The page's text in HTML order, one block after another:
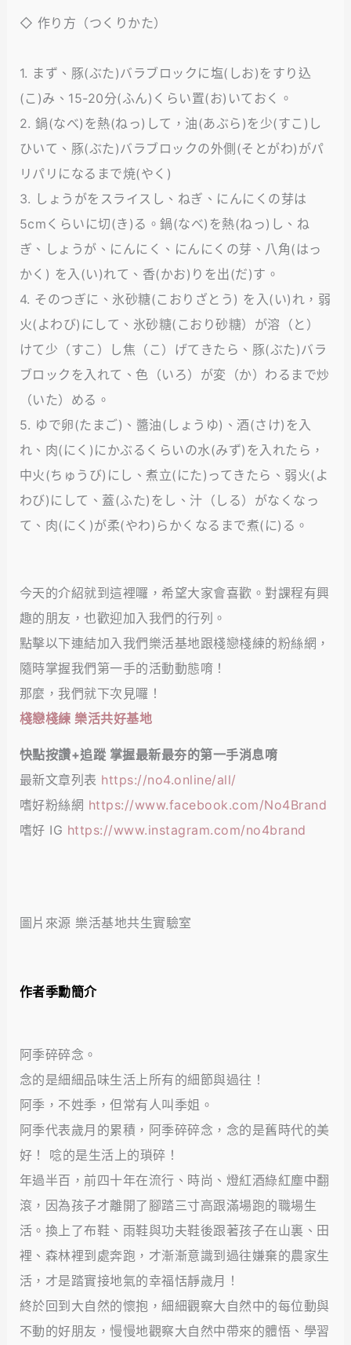
◇ 作り方（つくりかた）
1. まず、豚(ぶた)バラブロックに塩(しお)をすり込
(こ)み、15-20分(ふん)くらい置(お)いておく。
2. 鍋(なべ)を熱(ねっ)して，油(あぶら)を少(すこ)し
ひいて、豚(ぶた)バラブロックの外側(そとがわ)がパ
リパリになるまで焼(やく)
3. しょうがをスライスし、ねぎ、にんにくの芽は
5cmくらいに切(き)る。鍋(なべ)を熱(ねっ)し、ね
ぎ、しょうが、にんにく、にんにくの芽、八角(はっ
かく) を入(い)れて、香(かお)りを出(だ)す。
4. そのつぎに、氷砂糖(こおりざとう) を入(い)れ，弱
火(よわび)にして、氷砂糖(こおり砂糖）が溶（と）
けて少（すこ）し焦（こ）げてきたら、豚(ぶた)バラ
ブロックを入れて、色（いろ）が変（か）わるまで炒
（いた）める。
5. ゆで卵(たまご)、醬油(しょうゆ)、酒(さけ)を入
れ、肉(にく)にかぶるくらいの水(みず)を入れたら，
中火(ちゅうび)にし、煮立(にた)ってきたら、弱火(よ
わび)にして、蓋(ふた)をし、汁（しる）がなくなっ
て、肉(にく)が柔(やわ)らかくなるまで煮(に)る。
今天的介紹就到這裡囉，希望大家會喜歡。對課程有興
趣的朋友，也歡迎加入我們的行列。
點擊以下連結加入我們樂活基地跟棧戀棧練的粉絲網，
隨時掌握我們第一手的活動動態唷！
那麼，我們就下次見囉！
棧戀棧練 樂活共好基地
快點按讚+追蹤 掌握最新最夯的第一手消息唷
最新文章列表 https://no4.online/all/
嗜好粉絲網 https://www.facebook.com/No4Brand
嗜好 IG https://www.instagram.com/no4brand
圖片來源 樂活基地共生實驗室
作者季勳簡介
阿季碎碎念。
念的是細細品味生活上所有的細節與過往！
阿季，不姓季，但常有人叫季姐。
阿季代表歲月的累積，阿季碎碎念，念的是舊時代的美
好！ 唸的是生活上的瑣碎！
年過半百，前四十年在流行、時尚、燈紅酒綠紅塵中翻
滾，因為孩子才離開了腳踏三寸高跟滿場跑的職場生
活。換上了布鞋、雨鞋與功夫鞋後跟著孩子在山裏、田
裡、森林裡到處奔跑，才漸漸意識到過往嫌棄的農家生
活，才是踏實接地氣的幸福恬靜歲月！
終於回到大自然的懷抱，細細觀察大自然中的每位動與
不動的好朋友，慢慢地觀察大自然中帶來的體悟、學習